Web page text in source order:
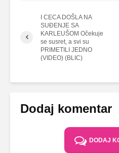
I CECA DOŠLA NA
SUĐENJE SA
KARLEUŠOM Očekuje
se susret, a svi su
PRIMETILI JEDNO
(VIDEO) (BLIC)
Dodaj komentar
DODAJ